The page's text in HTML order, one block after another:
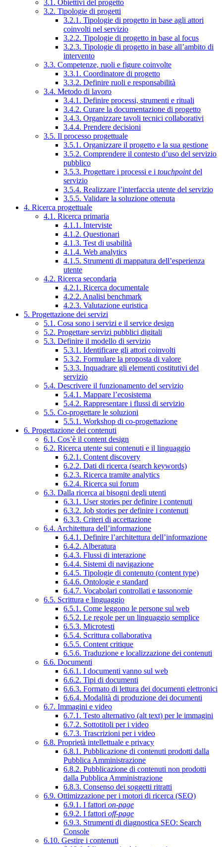
3.1. Obiettivi del progetto
3.2. Tipologie di progetti
3.2.1. Tipologie di progetto in base agli attori
coinvolti nel servizio
3.2.2. Tipologie di progetto in base al focus
3.2.3. Tipologie di progetto in base all’ambito di
intervento
3.3. Competenze, ruoli e figure coinvolte
3.3.1. Coordinatore di progetto
3.3.2. Definire ruoli e responsabilità
3.4. Metodo di lavoro
3.4.1. Definire processi, strumenti e rituali
3.4.2. Curare la documentazione di progetto
3.4.3. Organizzare tavoli tecnici collaborativi
3.4.4. Prendere decisioni
3.5. Il processo progettuale
3.5.1. Organizzare il progetto e la sua gestione
3.5.2. Comprendere il contesto d’uso del servizio
pubblico
3.5.3. Progettare i processi e i touchpointdel
servizio
3.5.4. Realizzare l’interfaccia utente del servizio
3.5.5. Validare la soluzione ottenuta
4. Ricerca progettuale
4.1. Ricerca primaria
4.1.1. Interviste
4.1.2. Questionari
4.1.3. Test di usabilità
4.1.4. Web analytics
4.1.5. Strumenti di mappatura dell’esperienza
utente
4.2. Ricerca secondaria
4.2.1. Ricerca documentale
4.2.2. Analisi benchmark
4.2.3. Valutazione euristica
5. Progettazione dei servizi
5.1. Cosa sono i servizi e il service design
5.2. Progettare servizi pubblici digitali
5.3. Definire il modello di servizio
5.3.1. Identificare gli attori coinvolti
5.3.2. Formulare la proposta di valore
5.3.3. Inquadrare gli elementi costitutivi del
servizio
5.4. Descrivere il funzionamento del servizio
5.4.1. Mappare l’ecosistema
5.4.2. Rappresentare i flussi di servizio
5.5. Co-progettare le soluzioni
5.5.1. Workshop di co-progettazione
6. Progettazione dei contenuti
6.1. Cos’è il content design
6.2. Ricerca utente sui contenuti e il linguaggio
6.2.1. Content discovery
6.2.2. Dati di ricerca (search keywords)
6.2.3. Ricerca tramite analytics
6.2.4. Ricerca sui forum
6.3. Dalla ricerca ai bisogni degli utenti
6.3.1. User stories per definire i contenuti
6.3.2. Job stories per definire i contenuti
6.3.3. Criteri di accettazione
6.4. Architettura dell’informazione
6.4.1. Definire l’architettura dell’informazione
6.4.2. Alberatura
6.4.3. Flussi di interazione
6.4.4. Sistemi di navigazione
6.4.5. Tipologie di contenuto (content type)
6.4.6. Ontologie e standard
6.4.7. Vocabolari controllati e tassonomie
6.5. Scrittura e linguaggio
6.5.1. Come leggono le persone sul web
6.5.2. Le regole per un linguaggio semplice
6.5.3. Microtesti
6.5.4. Scrittura collaborativa
6.5.5. Content critique
6.5.6. Traduzione e localizzazione dei contenuti
6.6. Documenti
6.6.1. I documenti vanno sul web
6.6.2. Tipi di documenti
6.6.3. Formato di lettura dei documenti elettronici
6.6.4. Modalità di produzione dei documenti
6.7. Immagini e video
6.7.1. Testo alternativo (alt text) per le immagini
6.7.2. Sottotitoli per i video
6.7.3. Trascrizioni per i video
6.8. Proprietà intellettuale e privacy
6.8.1. Pubblicazione di contenuti prodotti dalla
Pubblica Amministrazione
6.8.2. Pubblicazione di contenuti non prodotti
dalla Pubblica Amministrazione
6.8.3. Consenso dei soggetti ritratti
6.9. Ottimizzazione per i motori di ricerca (SEO)
6.9.1. I fattori on-page
6.9.2. I fattori off-page
6.9.3. Strumenti di diagnostica SEO: Search
Console
6.10. Gestire i contenuti